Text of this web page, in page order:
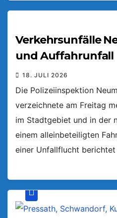
Verkehrsunfälle
und Auffahrunfall
18. JULI 2026
Die Polizeiinspektion
verzeichnete am Freitag
im Stadtgebiet und in der
einem alleinbeteiligten
einer Unfallflucht